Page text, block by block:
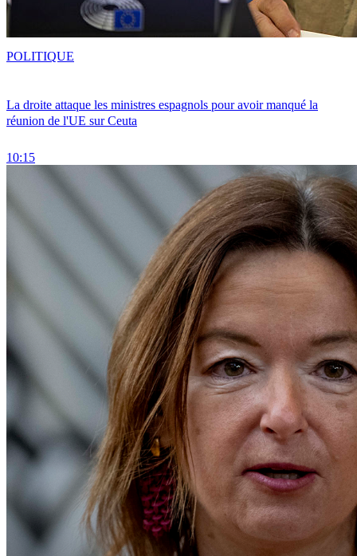
La droite attaque les ministres espagnols pour avoir manqué la
réunion de l'UE sur Ceuta
10:15
POLITIQUE